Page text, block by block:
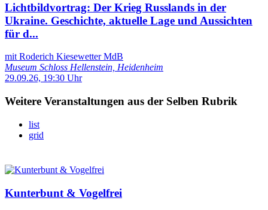
Lichtbildvortrag: Der Krieg Russlands in der
Ukraine. Geschichte, aktuelle Lage und Aussichten
für d...
mit Roderich Kiesewetter MdB
Museum Schloss Hellenstein, Heidenheim
29.09.26, 19:30 Uhr
Weitere Veranstaltungen aus der Selben Rubrik
list
grid
Kunterbunt & Vogelfrei